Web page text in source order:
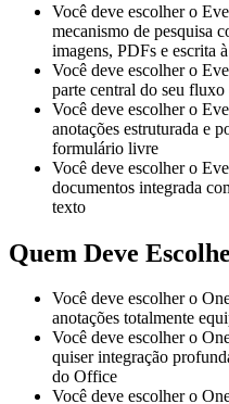
Você deve escolher o
mecanismo de pesquisa
imagens, PDFs e escrita
Você deve escolher o
parte central do seu fluxo
Você deve escolher o
anotações estruturada e
formulário livre
Você deve escolher o
documentos integrada
texto
Quem Deve
Você deve escolher o
anotações totalmente
Você deve escolher o
quiser integração
do Office
Você deve escolher o